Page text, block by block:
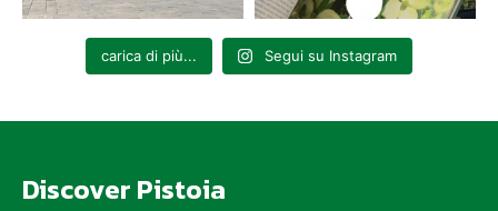
carica di più... Segui su Instagram
Discover Pistoia